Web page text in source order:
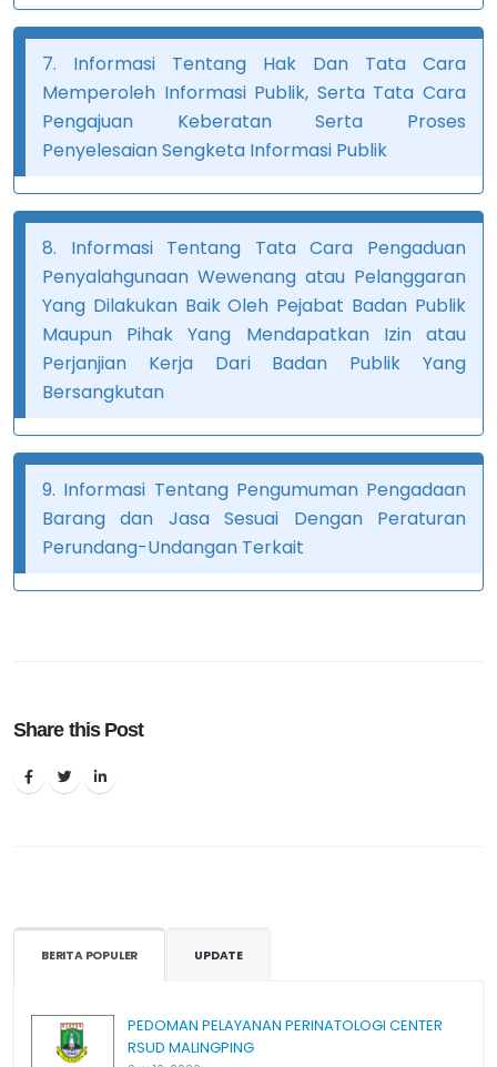
7. Informasi Tentang Hak Dan Tata Cara
Memperoleh Informasi Publik, Serta Tata Cara
Pengajuan Keberatan Serta Proses
Penyelesaian Sengketa Informasi Publik
8. Informasi Tentang Tata Cara Pengaduan
Penyalahgunaan Wewenang atau Pelanggaran
Yang Dilakukan Baik Oleh Pejabat Badan Publik
Maupun Pihak Yang Mendapatkan Izin atau
Perjanjian Kerja Dari Badan Publik Yang
Bersangkutan
9. Informasi Tentang Pengumuman Pengadaan
Barang dan Jasa Sesuai Dengan Peraturan
Perundang-Undangan Terkait
Share this Post
BERITA POPULER UPDATE
PEDOMAN PELAYANAN PERINATOLOGI CENTER
RSUD MALINGPING